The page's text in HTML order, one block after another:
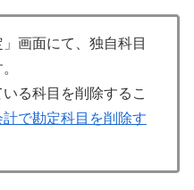
画面にて、独自科目
る科目を削除するこ
計で勘定科目を削除す